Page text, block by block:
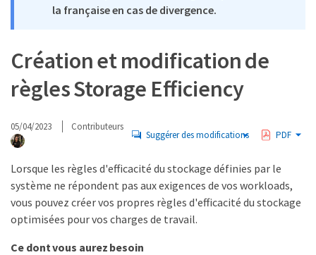
la française en cas de divergence.
Création et modification de
règles Storage Efficiency
05/04/2023 Contributeurs
Suggérer des modifications PDF
Lorsque les règles d'efficacité du stockage définies par le
système ne répondent pas aux exigences de vos workloads,
vous pouvez créer vos propres règles d'efficacité du stockage
optimisées pour vos charges de travail.
Ce dont vous aurez besoin